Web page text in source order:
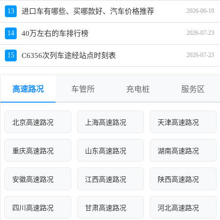
13 进口车有哪些、买哪款好、汽车价格推荐 2026-06-19
14 40万左右的车排行榜 2026-07-23
15 C6356次列车途经站点时刻表 2026-07-23
高速路况 车管所 充电桩 服务区
北京高速路况 上海高速路况 天津高速路况
重庆高速路况 山东高速路况 湖南高速路况
安徽高速路况 江西高速路况 陕西高速路况
四川高速路况 甘肃高速路况 河北高速路况